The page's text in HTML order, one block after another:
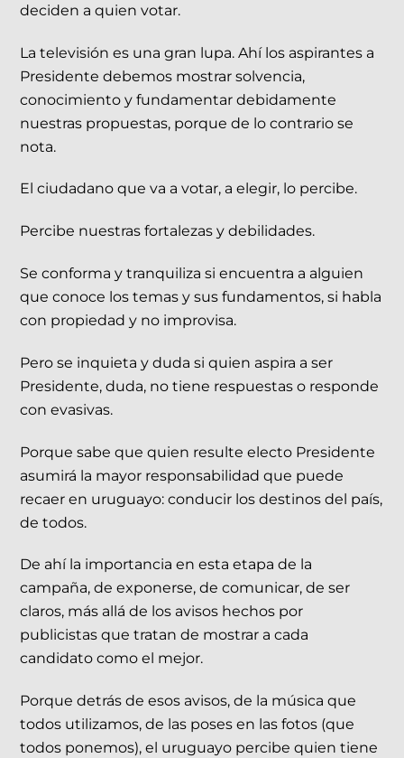
deciden a quien votar.
La televisión es una gran lupa. Ahí los aspirantes a
Presidente debemos mostrar solvencia,
conocimiento y fundamentar debidamente
nuestras propuestas, porque de lo contrario se
nota.
El ciudadano que va a votar, a elegir, lo percibe.
Percibe nuestras fortalezas y debilidades.
Se conforma y tranquiliza si encuentra a alguien
que conoce los temas y sus fundamentos, si habla
con propiedad y no improvisa.
Pero se inquieta y duda si quien aspira a ser
Presidente, duda, no tiene respuestas o responde
con evasivas.
Porque sabe que quien resulte electo Presidente
asumirá la mayor responsabilidad que puede
recaer en uruguayo: conducir los destinos del país,
de todos.
De ahí la importancia en esta etapa de la
campaña, de exponerse, de comunicar, de ser
claros, más allá de los avisos hechos por
publicistas que tratan de mostrar a cada
candidato como el mejor.
Porque detrás de esos avisos, de la música que
todos utilizamos, de las poses en las fotos (que
todos ponemos), el uruguayo percibe quien tiene